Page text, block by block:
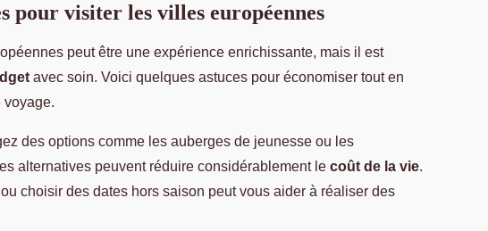
pour visiter les villes européennes
peut être une expérience enrichissante, mais il est
avec soin. Voici quelques astuces pour économiser tout en
voyage.
des options comme les auberges de jeunesse ou les
alternatives peuvent réduire considérablement le coût de la vie.
choisir des dates hors saison peut vous aider à réaliser des